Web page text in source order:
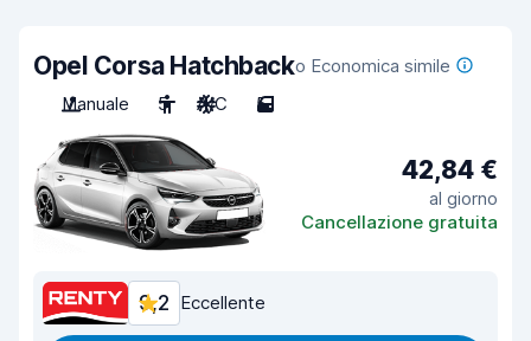
Opel Corsa Hatchbacko Economica simile
Manuale
5 A/C 5
42,84 €
al giorno
Cancellazione gratuita
9,2 Eccellente